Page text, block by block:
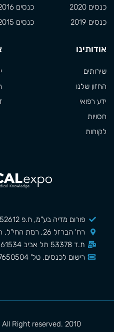
פורום מדיה בע"מ, ח.פ 513552612
רח' הברזל 26, רמת החי"ל, תל אביב
ת.ד 53378 תל אביב 61534
רישום לכנסים, טל' 03-7650504
כנסים 2020
כנסים 2019
כנסים 2016
כנסים 2015
אודותינו
שירותים
החזון שלנו
ידע רפואי
חסויות
לקוחות
Right reserved. 2010©